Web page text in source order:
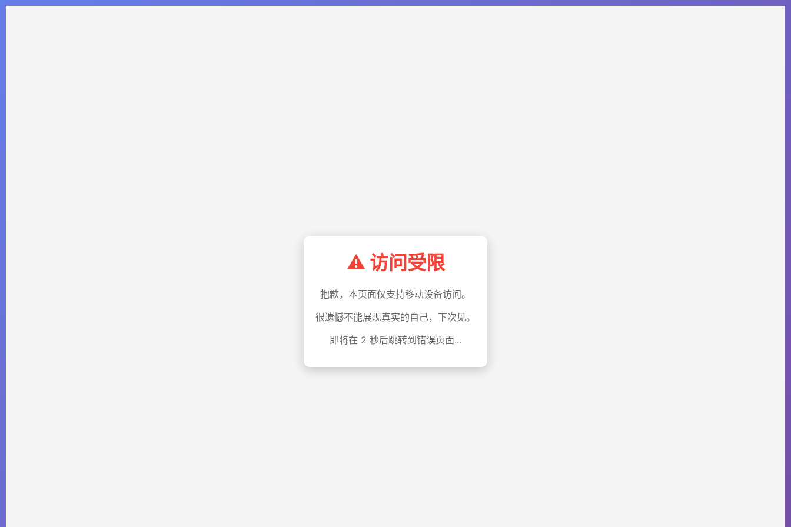
⚠️ 访问受限
抱歉，本页面仅支持移动设备访问。
很遗憾不能展现真实的自己，下次见。
即将在1秒后跳转到错误页面...